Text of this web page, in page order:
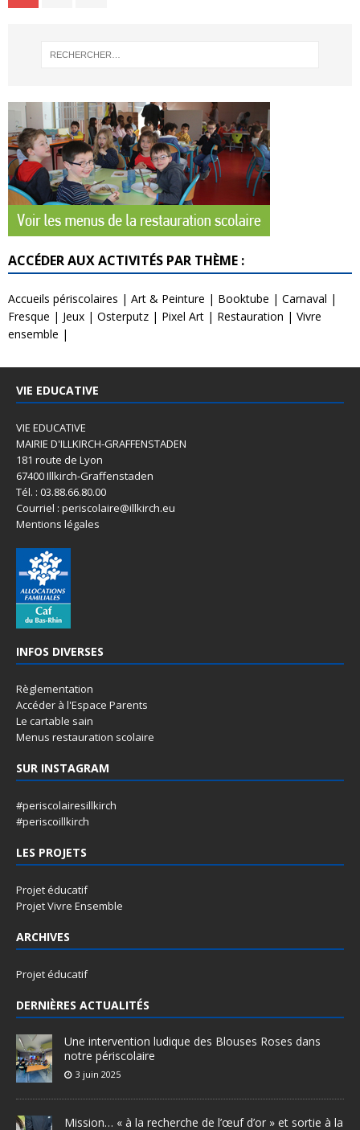
ACCÉDER AUX ACTIVITÉS PAR THÈME :
Accueils périscolaires | Art & Peinture | Booktube | Carnaval |
Fresque | Jeux | Osterputz | Pixel Art | Restauration | Vivre
ensemble |
VIE EDUCATIVE
VIE EDUCATIVE
MAIRIE D'ILLKIRCH-GRAFFENSTADEN
181 route de Lyon
67400 Illkirch-Graffenstaden
Tél. : 03.88.66.80.00
Courriel : periscolaire@illkirch.eu
Mentions légales
INFOS DIVERSES
Règlementation
Accéder à l'Espace Parents
Le cartable sain
Menus restauration scolaire
SUR INSTAGRAM
#periscolairesillkirch
#periscoillkirch
LES PROJETS
Projet éducatif
Projet Vivre Ensemble
ARCHIVES
Projet éducatif
DERNIÈRES ACTUALITÉS
Une intervention ludique des Blouses Roses dans
notre périscolaire
3 juin 2025
Mission… « à la recherche de l’œuf d’or » et sortie à la